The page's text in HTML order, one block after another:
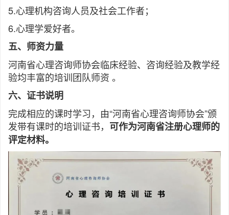
5.心理机构咨询人员及社会工作者；
6.心理学爱好者。
五、师资力量
河南省心理咨询师协会临床经验、咨询经验及教学经
验均丰富的培训团队师资 。
六、证书说明
完成相应的课时学习，由“河南省心理咨询师协会”颁
发带有课时的培训证书， 可作为河南省注册心理师的
评定材料。